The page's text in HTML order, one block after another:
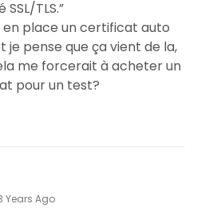
TLS.”
en place un certificat auto
je pense que ça vient de la,
me forcerait à acheter un
pour un test?
Years Ago